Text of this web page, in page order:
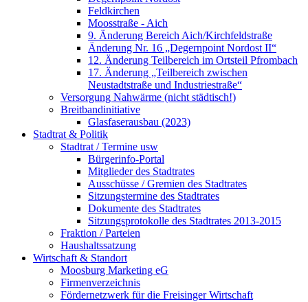
Feldkirchen
Moosstraße - Aich
9. Änderung Bereich Aich/Kirchfeldstraße
Änderung Nr. 16 „Degernpoint Nordost II“
12. Änderung Teilbereich im Ortsteil Pfrombach
17. Änderung „Teilbereich zwischen
Neustadtstraße und Industriestraße“
Versorgung Nahwärme (nicht städtisch!)
Breitbandinitiative
Glasfaserausbau (2023)
Stadtrat & Politik
Stadtrat / Termine usw
Bürgerinfo-Portal
Mitglieder des Stadtrates
Ausschüsse / Gremien des Stadtrates
Sitzungstermine des Stadtrates
Dokumente des Stadtrates
Sitzungsprotokolle des Stadtrates 2013-2015
Fraktion / Parteien
Haushaltssatzung
Wirtschaft & Standort
Moosburg Marketing eG
Firmenverzeichnis
Fördernetzwerk für die Freisinger Wirtschaft